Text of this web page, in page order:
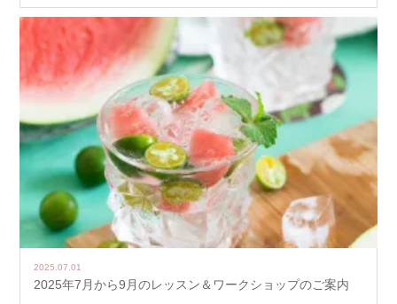
2025.07.01
2025年7月から9月のレッスン＆ワークショップのご案内